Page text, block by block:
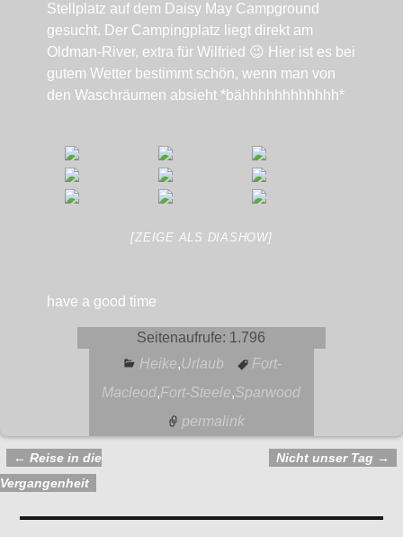
Stellplatz auf dem Daisy May Campground
gesucht. Der Campingplatz liegt direkt am
Oldman-River, extra für Wilfried 😉 Hier ist es bei
gutem Wetter bestimmt schön, wenn man von
den Waschräumen absieht *bähhhhhhhhhhhh*
[ZEIGE ALS DIASHOW]
have a good time
Seitenaufrufe: 1.796
Heike,Urlaub
Fort-
Macleod,Fort-Steele,Sparwood
permalink
Artikelnavigation
← Reise in die
Vergangenheit
Nicht unser Tag →